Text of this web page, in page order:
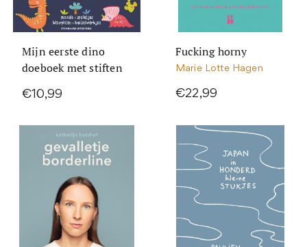
Mijn eerste dino
doeboek met stiften
€10,99
Fucking horny
Marie Lotte Hagen
€22,99